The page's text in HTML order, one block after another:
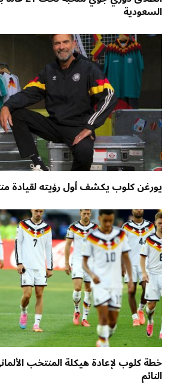
السعودية
يورغن كلوب يكشف أول رؤيته لقيادة
خطة كلوب لإعادة هيكلة المنتخب
النائم